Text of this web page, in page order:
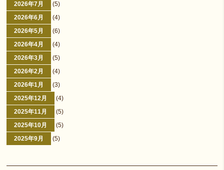
2026年7月
(5)
2026年6月
(4)
2026年5月
(6)
2026年4月
(4)
2026年3月
(5)
2026年2月
(4)
2026年1月
(3)
2025年12月
(4)
2025年11月
(5)
2025年10月
(5)
2025年9月
(5)